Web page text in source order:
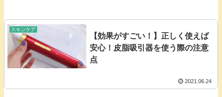
スキンケア
【効果がすごい！】正しく使えば
安心！皮脂吸引器を使う際の注意
点
2021.06.24